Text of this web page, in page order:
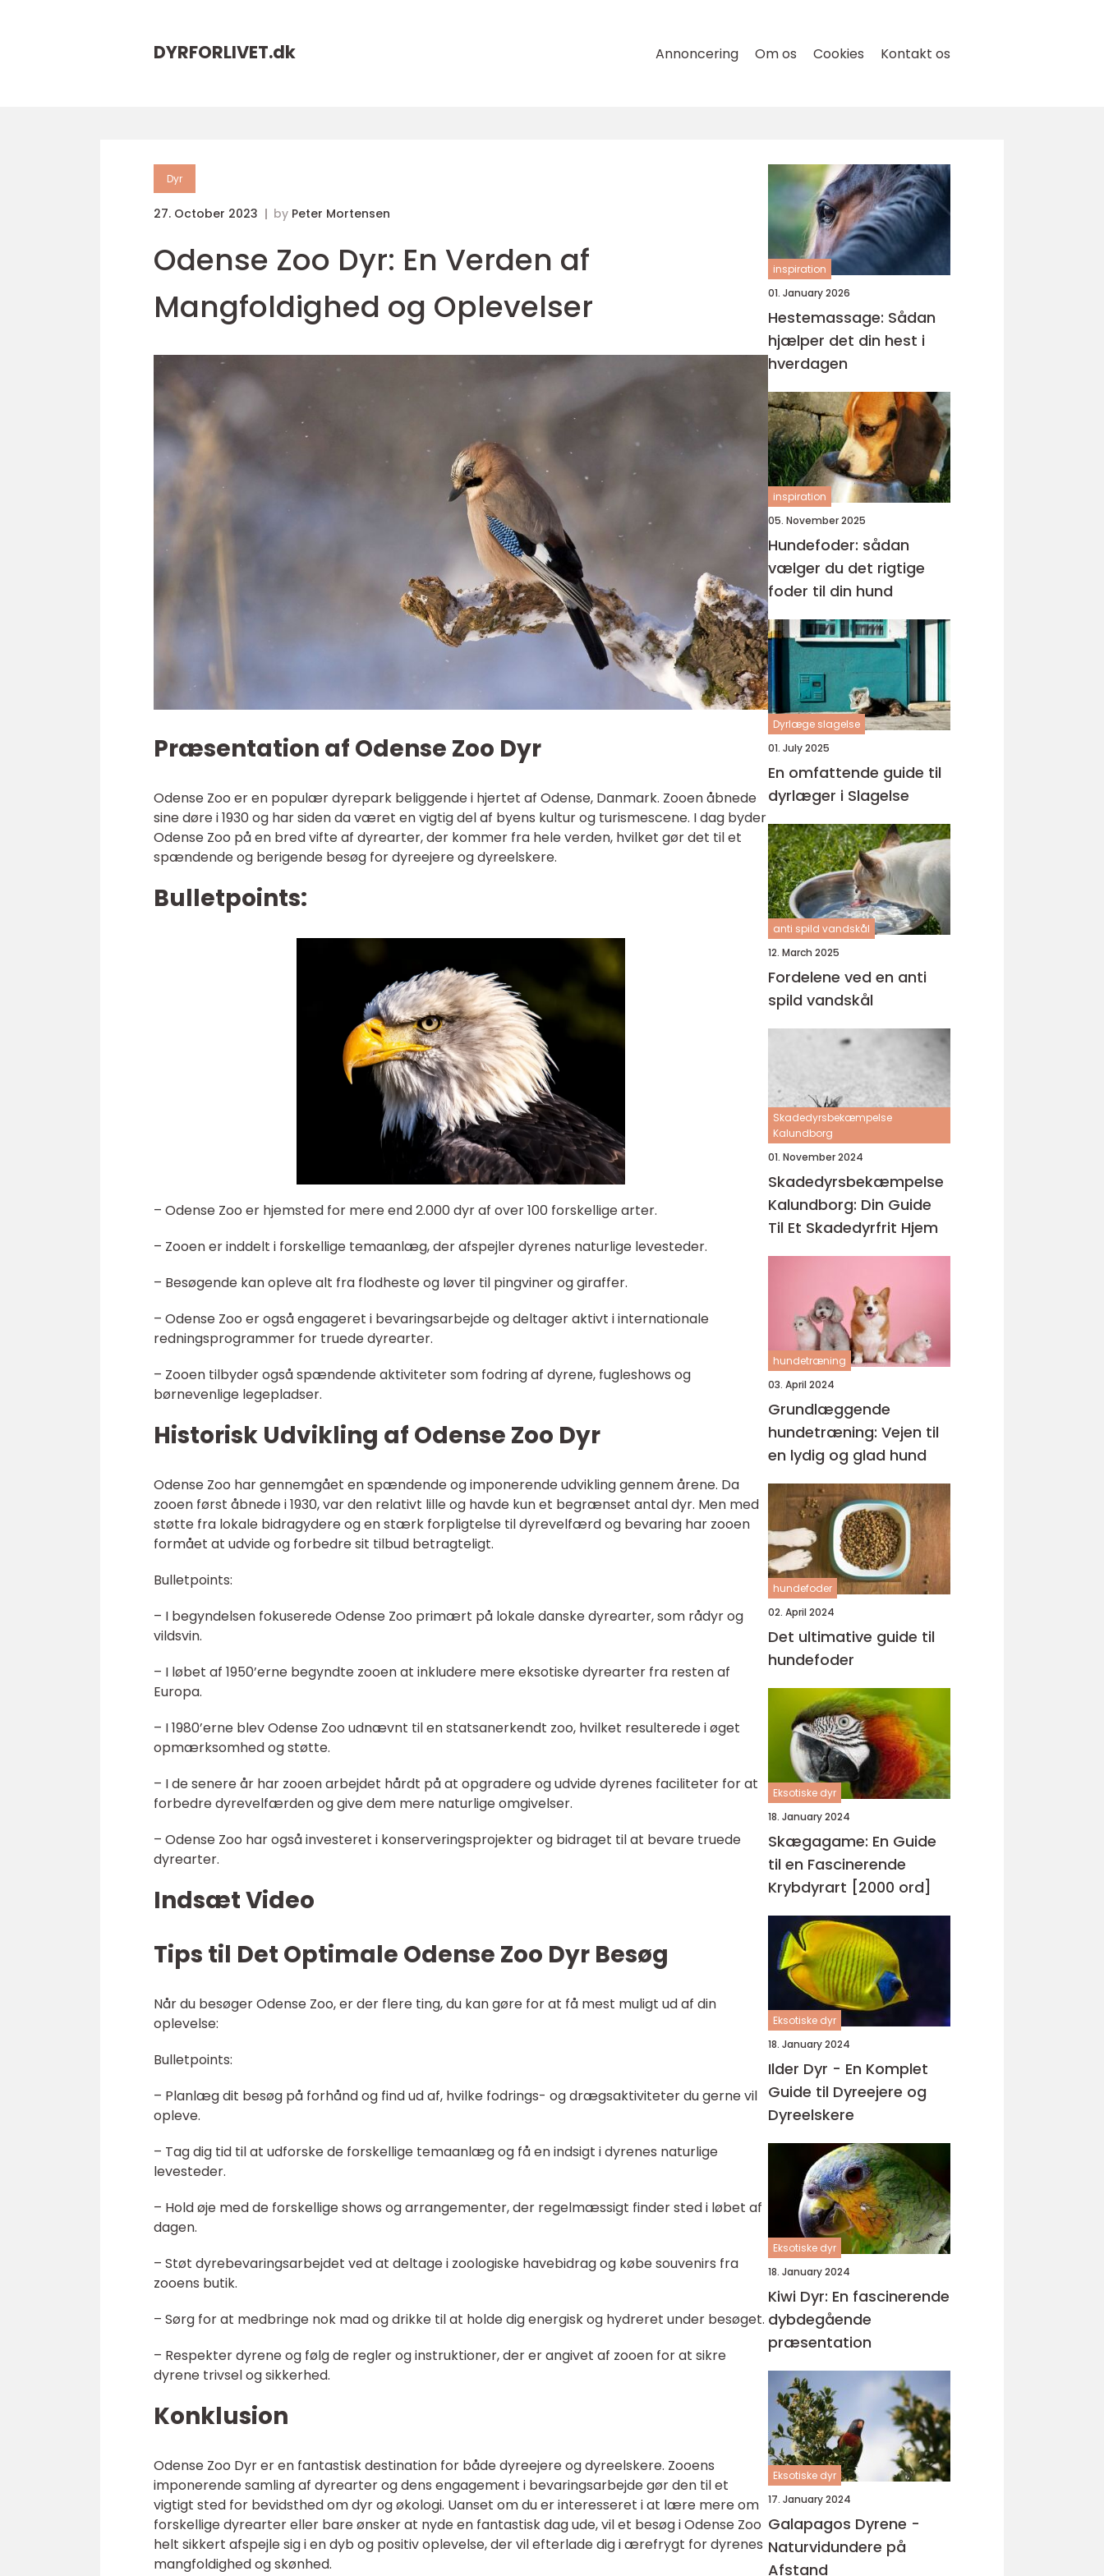
DYRFORLIVET.dk Annoncering Om os Cookies Kontakt os
Dyr
27. October 2023 by Peter Mortensen
Odense Zoo Dyr: En Verden af
Mangfoldighed og Oplevelser
Præsentation af Odense Zoo Dyr
Odense Zoo er en populær dyrepark beliggende i hjertet af Odense, Danmark. Zooen åbnede
sine døre i 1930 og har siden da været en vigtig del af byens kultur og turismescene. I dag byder
Odense Zoo på en bred vifte af dyrearter, der kommer fra hele verden, hvilket gør det til et
spændende og berigende besøg for dyreejere og dyreelskere.
Bulletpoints:
– Odense Zoo er hjemsted for mere end 2.000 dyr af over 100 forskellige arter.
– Zooen er inddelt i forskellige temaanlæg, der afspejler dyrenes naturlige levesteder.
– Besøgende kan opleve alt fra flodheste og løver til pingviner og giraffer.
– Odense Zoo er også engageret i bevaringsarbejde og deltager aktivt i internationale
redningsprogrammer for truede dyrearter.
– Zooen tilbyder også spændende aktiviteter som fodring af dyrene, fugleshows og
børnevenlige legepladser.
Historisk Udvikling af Odense Zoo Dyr
Odense Zoo har gennemgået en spændende og imponerende udvikling gennem årene. Da
zooen først åbnede i 1930, var den relativt lille og havde kun et begrænset antal dyr. Men med
støtte fra lokale bidragydere og en stærk forpligtelse til dyrevelfærd og bevaring har zooen
formået at udvide og forbedre sit tilbud betragteligt.
Bulletpoints:
– I begyndelsen fokuserede Odense Zoo primært på lokale danske dyrearter, som rådyr og
vildsvin.
– I løbet af 1950’erne begyndte zooen at inkludere mere eksotiske dyrearter fra resten af
Europa.
– I 1980’erne blev Odense Zoo udnævnt til en statsanerkendt zoo, hvilket resulterede i øget
opmærksomhed og støtte.
– I de senere år har zooen arbejdet hårdt på at opgradere og udvide dyrenes faciliteter for at
forbedre dyrevelfærden og give dem mere naturlige omgivelser.
– Odense Zoo har også investeret i konserveringsprojekter og bidraget til at bevare truede
dyrearter.
Indsæt Video
Tips til Det Optimale Odense Zoo Dyr Besøg
Når du besøger Odense Zoo, er der flere ting, du kan gøre for at få mest muligt ud af din
oplevelse:
Bulletpoints:
– Planlæg dit besøg på forhånd og find ud af, hvilke fodrings- og drægsaktiviteter du gerne vil
opleve.
– Tag dig tid til at udforske de forskellige temaanlæg og få en indsigt i dyrenes naturlige
levesteder.
– Hold øje med de forskellige shows og arrangementer, der regelmæssigt finder sted i løbet af
dagen.
– Støt dyrebevaringsarbejdet ved at deltage i zoologiske havebidrag og købe souvenirs fra
zooens butik.
– Sørg for at medbringe nok mad og drikke til at holde dig energisk og hydreret under besøget.
– Respekter dyrene og følg de regler og instruktioner, der er angivet af zooen for at sikre
dyrene trivsel og sikkerhed.
Konklusion
Odense Zoo Dyr er en fantastisk destination for både dyreejere og dyreelskere. Zooens
imponerende samling af dyrearter og dens engagement i bevaringsarbejde gør den til et
vigtigt sted for bevidsthed om dyr og økologi. Uanset om du er interesseret i at lære mere om
forskellige dyrearter eller bare ønsker at nyde en fantastisk dag ude, vil et besøg i Odense Zoo
helt sikkert afspejle sig i en dyb og positiv oplevelse, der vil efterlade dig i ærefrygt for dyrenes
mangfoldighed og skønhed.
inspiration
01. January 2026
Hestemassage: Sådan
hjælper det din hest i
hverdagen
inspiration
05. November 2025
Hundefoder: sådan
vælger du det rigtige
foder til din hund
Dyrlæge slagelse
01. July 2025
En omfattende guide til
dyrlæger i Slagelse
anti spild vandskål
12. March 2025
Fordelene ved en anti
spild vandskål
Skadedyrsbekæmpelse
Kalundborg
01. November 2024
Skadedyrsbekæmpelse
Kalundborg: Din Guide
Til Et Skadedyrfrit Hjem
hundetræning
03. April 2024
Grundlæggende
hundetræning: Vejen til
en lydig og glad hund
hundefoder
02. April 2024
Det ultimative guide til
hundefoder
Eksotiske dyr
18. January 2024
Skægagame: En Guide
til en Fascinerende
Krybdyrart [2000 ord]
Eksotiske dyr
18. January 2024
Ilder Dyr - En Komplet
Guide til Dyreejere og
Dyreelskere
Eksotiske dyr
18. January 2024
Kiwi Dyr: En fascinerende
dybdegående
præsentation
Eksotiske dyr
17. January 2024
Galapagos Dyrene -
Naturvidundere på
Afstand